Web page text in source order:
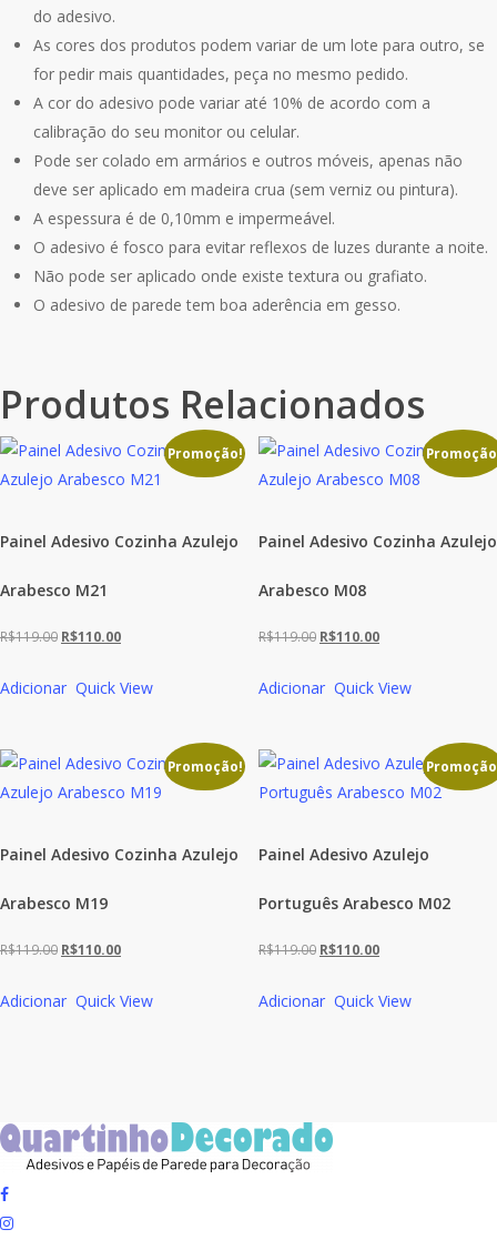
do adesivo.
As cores dos produtos podem variar de um lote para outro, se
for pedir mais quantidades, peça no mesmo pedido.
A cor do adesivo pode variar até 10% de acordo com a
calibração do seu monitor ou celular.
Pode ser colado em armários e outros móveis, apenas não
deve ser aplicado em madeira crua (sem verniz ou pintura).
A espessura é de 0,10mm e impermeável.
O adesivo é fosco para evitar reflexos de luzes durante a noite.
Não pode ser aplicado onde existe textura ou grafiato.
O adesivo de parede tem boa aderência em gesso.
Produtos Relacionados
Promoção!
Painel Adesivo Cozinha Azulejo
Arabesco M21
R$119.00 O
original
R$110.00O
atual
R$110.00.
Adicionar Quick View
Painel Adesivo Cozinha Azulejo
Arabesco M08
R$119.00 O
original
R$110.00O
atual
R$110.00.
Adicionar Quick View
Promoção!
Painel Adesivo Cozinha Azulejo
Arabesco M19
R$119.00 O
original
R$110.00O
atual
Adicionar Quick View
Painel Adesivo Azulejo
Português Arabesco M02
R$119.00 O
original
R$110.00O
atual
Adicionar Quick View
facebook
instagram